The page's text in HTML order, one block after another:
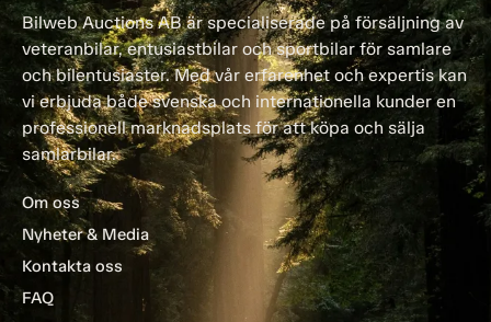
Bilweb Auctions AB är specialiserade på försäljning av
veteranbilar, entusiastbilar och sportbilar för samlare
och bilentusiaster. Med vår erfarenhet och expertis kan
vi erbjuda både svenska och internationella kunder en
professionell marknadsplats för att köpa och sälja
samlarbilar.
Om oss
Nyheter & Media
Kontakta oss
FAQ